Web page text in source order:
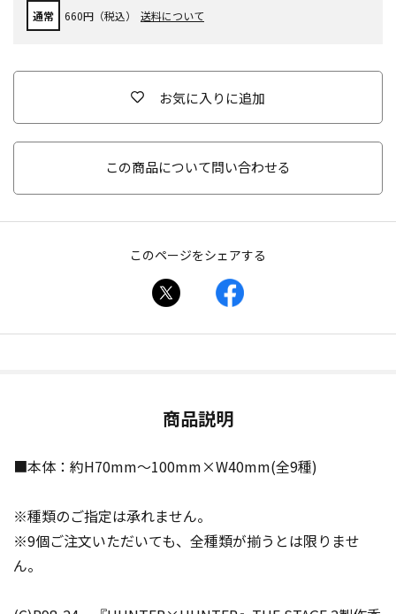
通常 660円（税込） 送料について
お気に入りに追加
この商品について問い合わせる
このページをシェアする
商品説明
■本体：約H70mm〜100mm×W40mm(全9種)
※種類のご指定は承れません。
※9個ご注文いただいても、全種類が揃うとは限りませ
ん。